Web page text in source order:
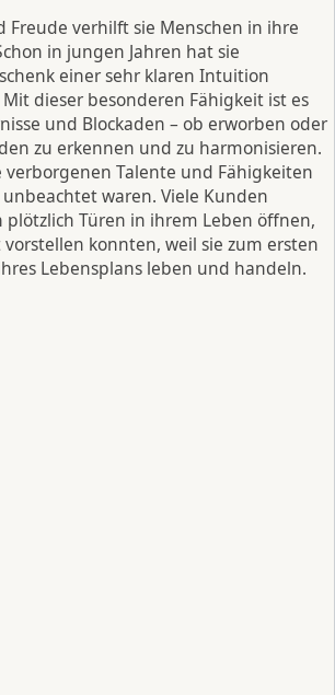
Freude verhilft sie Menschen in ihre
in jungen Jahren hat sie
einer sehr klaren Intuition
dieser besonderen Fähigkeit ist es
und Blockaden – ob erworben oder
zu erkennen und zu harmonisieren.
verborgenen Talente und Fähigkeiten
waren. Viele Kunden
plötzlich Türen in ihrem Leben öffnen,
vorstellen konnten, weil sie zum ersten
Lebensplans leben und handeln.